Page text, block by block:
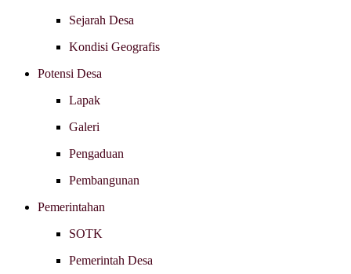
Sejarah Desa
Kondisi Geografis
Potensi Desa
Lapak
Galeri
Pengaduan
Pembangunan
Pemerintahan
SOTK
Pemerintah Desa